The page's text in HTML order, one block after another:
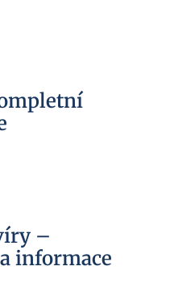
–
informace